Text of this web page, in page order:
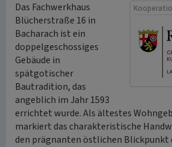
Das Fachwerkhaus
Blücherstraße 16 in
Bacharach ist ein
doppelgeschossiges
Gebäude in
spätgotischer
Bautradition, das
angeblich im Jahr 1593
errichtet wurde. Als ältestes
markiert das charakteristische
den prägnanten östlichen Blickpunkt